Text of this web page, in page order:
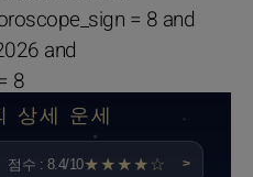
= 8 and
and
8
상세 운세
점수 : 8.4/10★★★★☆ >